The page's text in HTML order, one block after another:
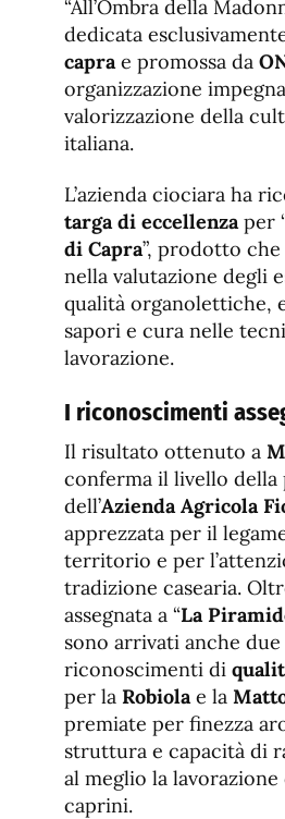
“All’Ombra della
dedicata
capra e promossa da
organizzazione
valorizzazione della
italiana.
L’azienda ciociara ha
targa di eccellenza per
di Capra”, prodotto
nella valutazione degli
qualità organolettiche,
sapori e cura nelle
lavorazione.
I riconoscimenti
Il risultato ottenuto a
conferma il livello della
dell’Azienda Agricola
apprezzata per il
territorio e per
tradizione casearia.
assegnata a “La
sono arrivati anche due
riconoscimenti di
per la Robiola e la
premiate per finezza
struttura e capacità di
al meglio la
caprini.